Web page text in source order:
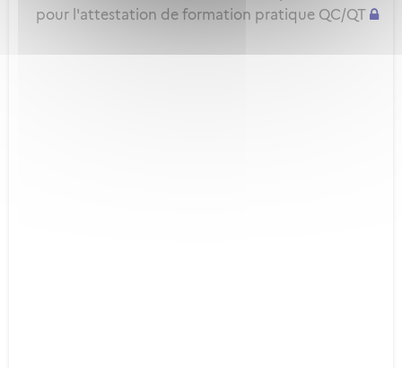
pour l'attestation de formation pratique QC/QT